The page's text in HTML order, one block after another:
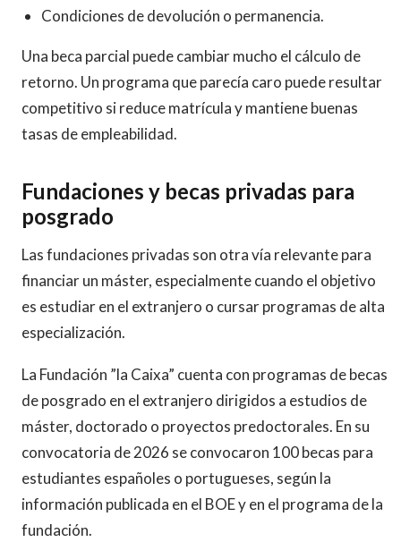
Condiciones de devolución o permanencia.
Una beca parcial puede cambiar mucho el cálculo de
retorno. Un programa que parecía caro puede resultar
competitivo si reduce matrícula y mantiene buenas
tasas de empleabilidad.
Fundaciones y becas privadas para
posgrado
Las fundaciones privadas son otra vía relevante para
financiar un máster, especialmente cuando el objetivo
es estudiar en el extranjero o cursar programas de alta
especialización.
La Fundación ”la Caixa” cuenta con programas de becas
de posgrado en el extranjero dirigidos a estudios de
máster, doctorado o proyectos predoctorales. En su
convocatoria de 2026 se convocaron 100 becas para
estudiantes españoles o portugueses, según la
información publicada en el BOE y en el programa de la
fundación.